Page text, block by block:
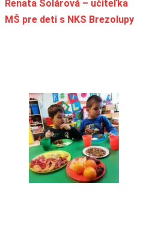
Renata Solárová – učiteľka
MŠ pre deti s NKS Brezolupy